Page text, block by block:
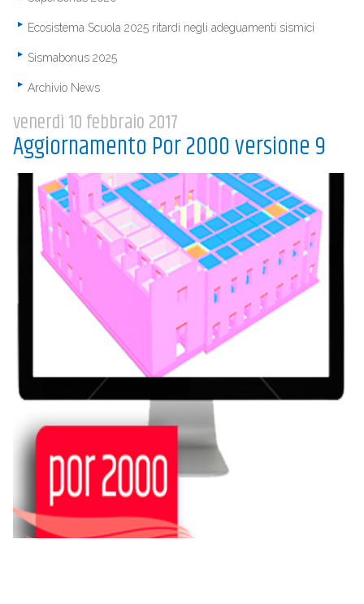
Ecosistema Scuola 2025 ritardi negli adeguamenti sismici
Sismabonus 2025
Archivio News
venerdì 10 febbraio 2017
Aggiornamento Por 2000 versione 9